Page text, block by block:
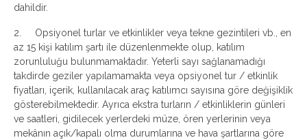
dahildir.
2. Opsiyonel turlar ve etkinlikler veya tekne gezintileri vb., en
az 15 kişi katılım şartı ile düzenlenmekte olup, katılım
zorunluluğu bulunmamaktadır. Yeterli sayı sağlanamadığı
takdirde geziler yapılamamakta veya opsiyonel tur / etkinlik
fiyatları, içerik, kullanılacak araç katılımcı sayısına göre değişiklik
gösterebilmektedir. Ayrıca ekstra turların / etkinliklerin günleri
ve saatleri, gidilecek yerlerdeki müze, ören yerlerinin veya
mekânın açık/kapalı olma durumlarına ve hava şartlarına göre